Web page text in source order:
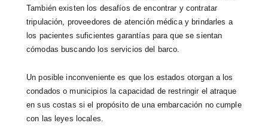
También existen los desafíos de encontrar y contratar
tripulación, proveedores de atención médica y brindarles a
los pacientes suficientes garantías para que se sientan
cómodas buscando los servicios del barco.
Un posible inconveniente es que los estados otorgan a los
condados o municipios la capacidad de restringir el atraque
en sus costas si el propósito de una embarcación no cumple
con las leyes locales.